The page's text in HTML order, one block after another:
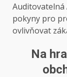
Auditovatelná
pokyny pro
ovlivňovat
Na